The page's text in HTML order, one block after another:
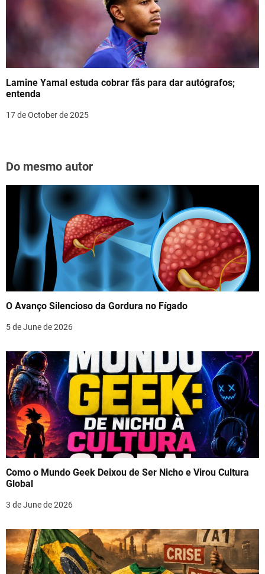
Lamine Yamal estuda cobrar fãs para dar autógrafos;
entenda
17 de October de 2025
Do mesmo autor
O Avanço Silencioso da Gordura no Fígado
5 de June de 2026
Como o Mundo Geek Deixou de Ser Nicho e Virou Cultura
Global
3 de June de 2026